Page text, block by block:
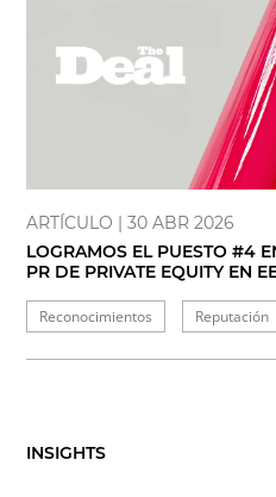
ARTÍCULO | 30 ABR 2026
LOGRAMOS EL PUESTO #4
PR DE PRIVATE EQUITY EN
Reconocimientos Reputación
INSIGHTS